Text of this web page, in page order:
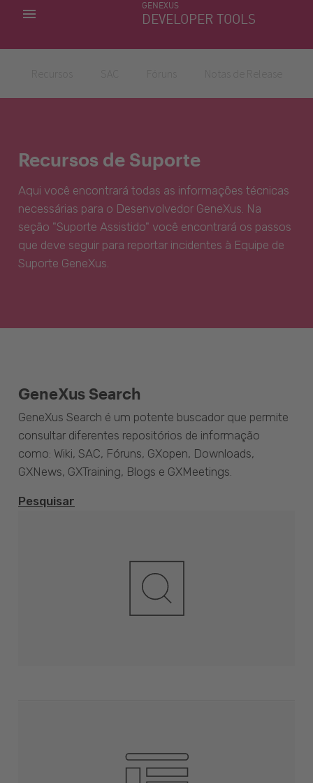
GENEXUS
DEVELOPER TOOLS
MINHAS APLICACÕES
Recursos de Suporte
Aqui você encontrará todas as informações técnicas
necessárias para o Desenvolvedor GeneXus. Na
seção "Suporte Assistido" você encontrará os passos
que deve seguir para reportar incidentes à Equipe de
Suporte GeneXus.
GeneXus Search
GeneXus Search é um potente buscador que permite
consultar diferentes repositórios de informação
como: Wiki, SAC, Fóruns, GXopen, Downloads,
GXNews, GXTraining, Blogs e GXMeetings.
Pesquisar